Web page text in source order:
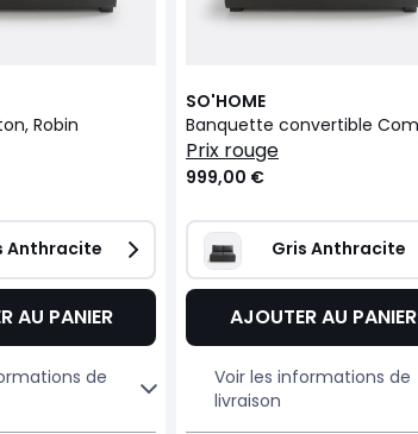
Robin
Anthracite
AU PANIER
de
SO'HOME
prix rouge
999,00 €
Gris Anthracite
AJOUTER AU PANIER
Voir les informations de
livraison